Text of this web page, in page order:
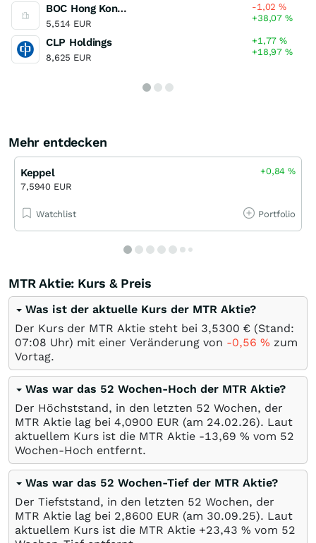
BOC Hong Kong (Holdings)
5,514 EUR
-1,02%
+38,07%
CLP Holdings
8,625 EUR
+1,77%
+18,97%
Mehr entdecken
Keppel
7,5940 EUR
+0,84%
Watchlist Portfolio
MTR Aktie: Kurs & Preis
Was ist der aktuelle Kurs der MTR Aktie?
Der Kurs der MTR Aktie steht bei 3,5300 € (Stand:
07:08 Uhr) mit einer Veränderung von -0,56 % zum
Vortag.
Was war das 52 Wochen-Hoch der MTR Aktie?
Der Höchststand, in den letzten 52 Wochen, der
MTR Aktie lag bei 4,0900 EUR (am 24.02.26). Laut
aktuellem Kurs ist die MTR Aktie -13,69 % vom 52
Wochen-Hoch entfernt.
Was war das 52 Wochen-Tief der MTR Aktie?
Der Tiefststand, in den letzten 52 Wochen, der
MTR Aktie lag bei 2,8600 EUR (am 30.09.25). Laut
aktuellem Kurs ist die MTR Aktie +23,43 % vom 52